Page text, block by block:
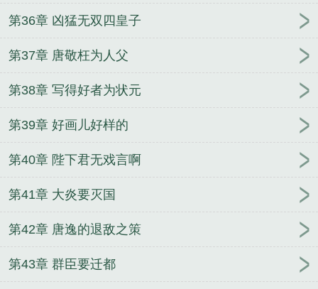
第36章 凶猛无双四皇子
第37章 唐敬枉为人父
第38章 写得好者为状元
第39章 好画儿好样的
第40章 陛下君无戏言啊
第41章 大炎要灭国
第42章 唐逸的退敌之策
第43章 群臣要迁都